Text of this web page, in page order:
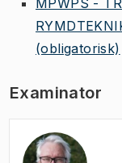
(obligatorisk)
Examinator